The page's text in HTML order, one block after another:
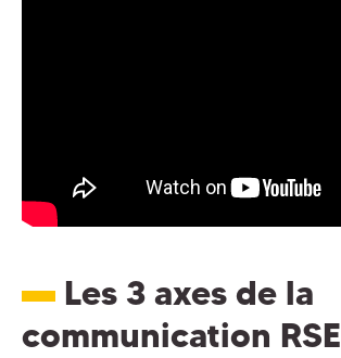
Les 3 axes de la
communication RSE